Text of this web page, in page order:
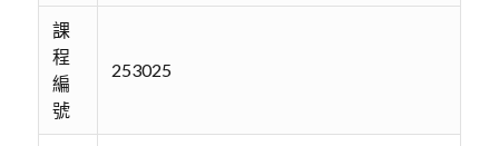
課
程
編
號
253025